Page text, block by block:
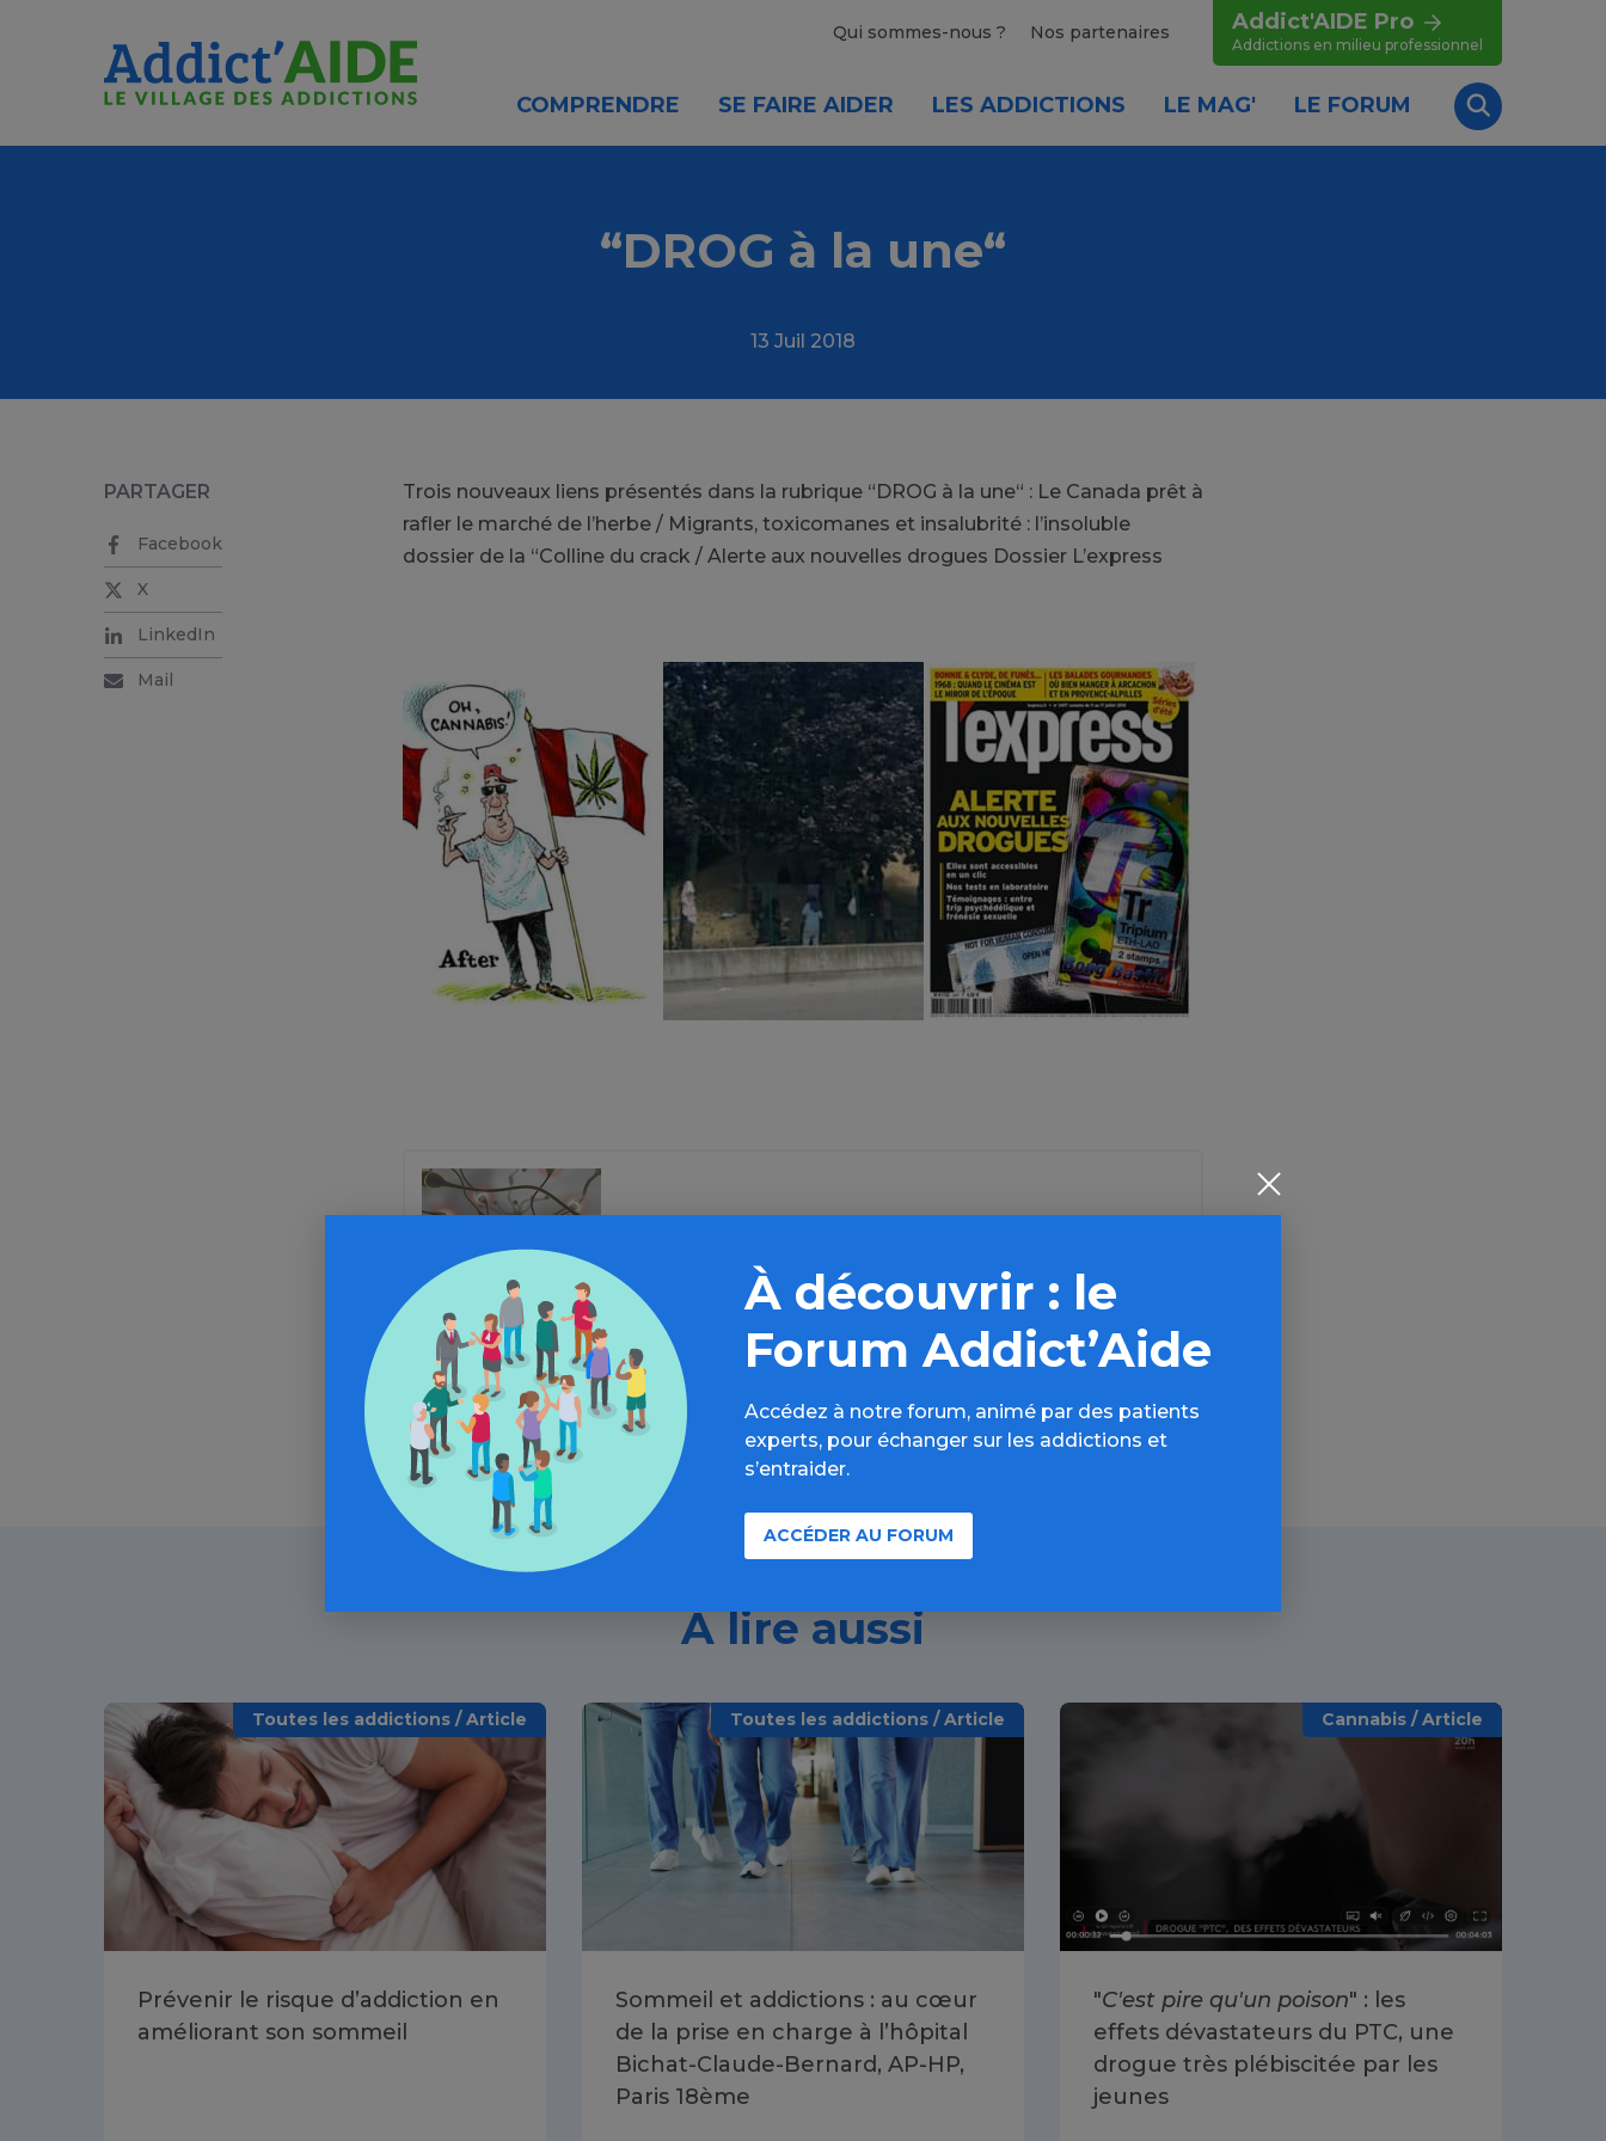
Qui sommes-nous ? Nos partenaires Addict'AIDE Pro
Addictions en milieu professionnel
COMPRENDRE SE FAIRE AIDER LES ADDICTIONS LE MAG' LE FORUM
Recherche
“DROG à la une“
13 Juil 2018
Trois nouveaux liens présentés dans la rubrique “DROG à la une“ : Le Canada prêt à
rafler le marché de l’herbe / Migrants, toxicomanes et insalubrité : l’insoluble
dossier de la “Colline du crack / Alerte aux nouvelles drogues Dossier L’express
PARTAGER
Facebook
X
LinkedIn
Mail
» en savoir plus
À lire aussi
Toutes les addictions / Article
Prévenir le risque d’addiction en
améliorant son sommeil
Toutes les addictions / Article
Sommeil et addictions : au cœur
de la prise en charge à l’hôpital
Bichat-Claude-Bernard, AP-HP,
Paris 18ème
Cannabis / Article
"C'est pire qu'un poison" : les
effets dévastateurs du PTC, une
drogue très plébiscitée par les
jeunes
À découvrir : le
Forum Addict’Aide
Accédez à notre forum, animé par des patients
experts, pour échanger sur les addictions et
s’entraider.
ACCÉDER AU FORUM